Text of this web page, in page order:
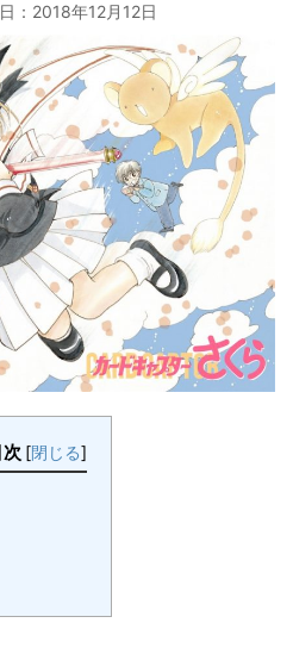
： 2018年12月12日
次 [閉じる]